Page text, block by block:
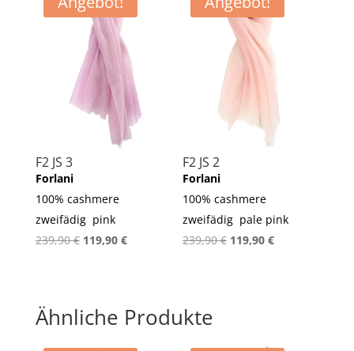
F2 JS 3
Forlani
100% cashmere
zweifädig pink
239,90€ Ursprünglicher
119,90 €Aktueller
F2 JS 2
Forlani
100% cashmere
zweifädig pale pink
239,90€ Ursprünglicher
119,90€Aktueller
Ähnliche Produkte